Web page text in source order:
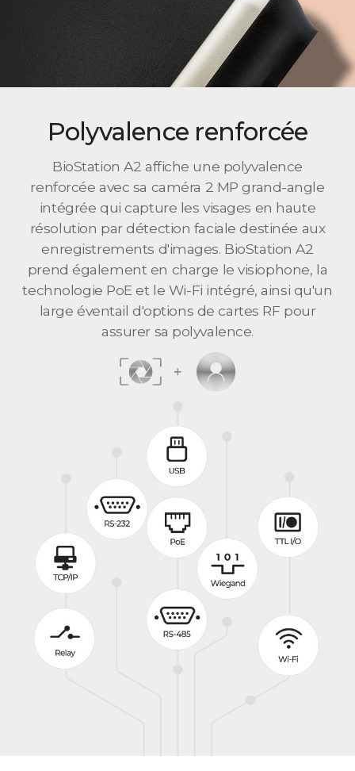
Polyvalence renforcée
BioStation A2 affiche une polyvalence
renforcée avec sa caméra 2 MP grand-angle
intégrée qui capture les visages en haute
résolution par détection faciale destinée aux
enregistrements d'images. BioStation A2
prend également en charge le visiophone, la
technologie PoE et le Wi-Fi intégré, ainsi qu'un
large éventail d'options de cartes RF pour
assurer sa polyvalence.